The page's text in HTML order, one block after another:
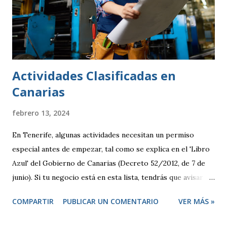
Actividades Clasificadas en
Canarias
febrero 13, 2024
En Tenerife, algunas actividades necesitan un permiso
especial antes de empezar, tal como se explica en el 'Libro
Azul' del Gobierno de Canarias (Decreto 52/2012, de 7 de
junio). Si tu negocio está en esta lista, tendrás que avisar
específica. Por otro lado, hay otras actividades que se
COMPARTIR PUBLICAR UN COMENTARIO VER MÁS »